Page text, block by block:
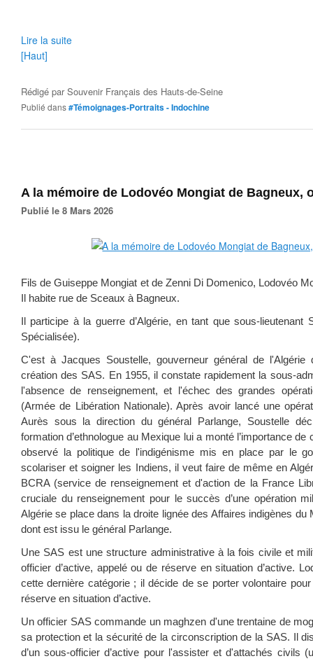
Lire la suite
[Haut]
Rédigé parSouvenir Français des Hauts-de-Seine
Publié dans#Témoignages-Portraits - Indochine
A la mémoire de Lodovéo Mongiat de Bagneux,
Publié le 8 Mars 2026
Fils de Guiseppe Mongiat et de Zenni Di Domenico, Lodovéo
Il habite rue de Sceaux à Bagneux.
Il participe à la guerre d’Algérie, en tant que sous-lieutenant
Spécialisée).
C'est à Jacques Soustelle, gouverneur général de l'Algérie
création des SAS. En 1955, il constate rapidement la sous-
l'absence de renseignement, et l'échec des grandes
(Armée de Libération Nationale). Après avoir lancé une
Aurès sous la direction du général Parlange, Soustelle
formation d’ethnologue au Mexique lui a monté l’importance
observé la politique de l'indigénisme mis en place par le
scolariser et soigner les Indiens, il veut faire de même en
BCRA (service de renseignement et d'action de la France
cruciale du renseignement pour le succès d’une opération
Algérie se place dans la droite lignée des Affaires indigènes du
dont est issu le général Parlange.
Une SAS est une structure administrative à la fois civile et
officier d’active, appelé ou de réserve en situation d’active.
cette dernière catégorie ; il décide de se porter volontaire
réserve en situation d’active.
Un officier SAS commande un maghzen d'une trentaine de
sa protection et la sécurité de la circonscription de la SAS. Il
d’un sous-officier d’active pour l'assister et d'attachés civils